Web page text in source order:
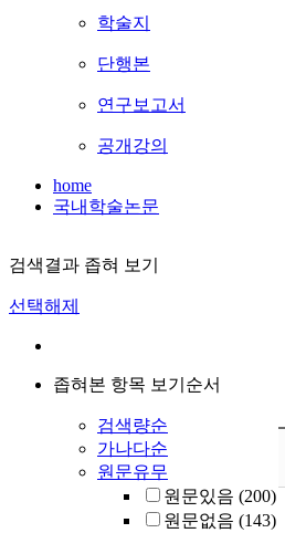
학술지
단행본
연구보고서
공개강의
home
국내학술논문
검색결과 좁혀 보기
선택해제
좁혀본 항목 보기순서
검색량순
가나다순
원문유무
원문있음 (200)
원문없음 (143)